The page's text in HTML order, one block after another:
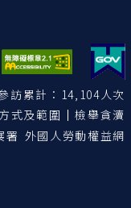
訪累計：14,104人次
式及範圍
檢舉貪瀆
署 外國人勞動權益網